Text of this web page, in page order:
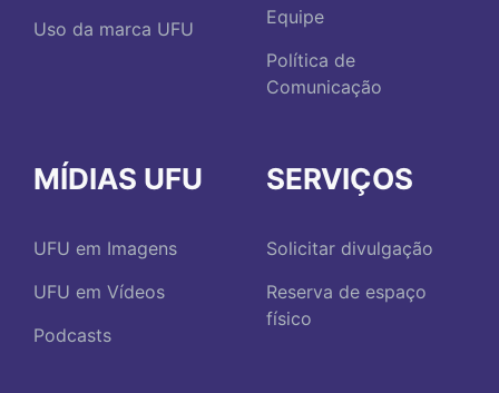
Uso da marca UFU
Equipe
Política de
Comunicação
MÍDIAS UFU
UFU em Imagens
UFU em Vídeos
Podcasts
SERVIÇOS
Solicitar divulgação
Reserva de espaço
físico